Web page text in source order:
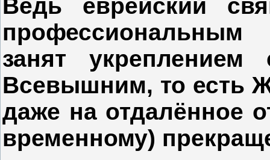
Ведь еврейский
профессиональным
занят
Всевышним, то есть
даже на отдалённое
временному)